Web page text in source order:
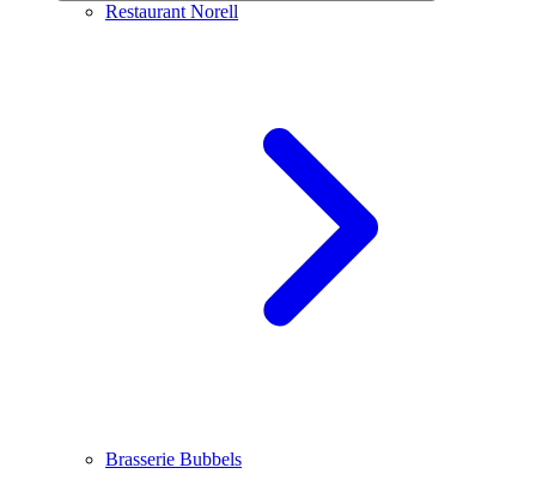
Restaurant Norell
Brasserie Bubbels